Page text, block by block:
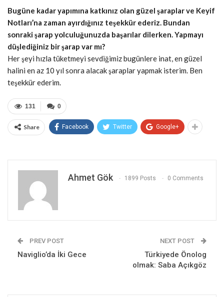
Bugüne kadar yapımına katkınız olan güzel şaraplar ve Keyif
Notları’na zaman ayırdığınız teşekkür ederiz. Bundan
sonraki şarap yolculuğunuzda başarılar dilerken. Yapmayı
düşlediğiniz bir şarap var mı?
Her şeyi hızla tüketmeyi sevdiğimiz bugünlere inat, en güzel
halini en az 10 yıl sonra alacak şaraplar yapmak isterim. Ben
teşekkür ederim.
0
131
Share Facebook Twitter Google+
Ahmet Gök 1899 Posts 0 Comments
PREV POST
Naviglio’da İki Gece
NEXT POST
Türkiyede Önolog
olmak: Saba Açıkgöz